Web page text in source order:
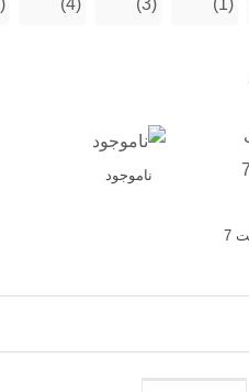
ضمانت بازگشت 7
ناموجود